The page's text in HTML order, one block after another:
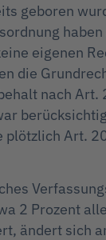
geboren
eigenen
die
nach Art.
Art.
2 Prozent
ändert sich